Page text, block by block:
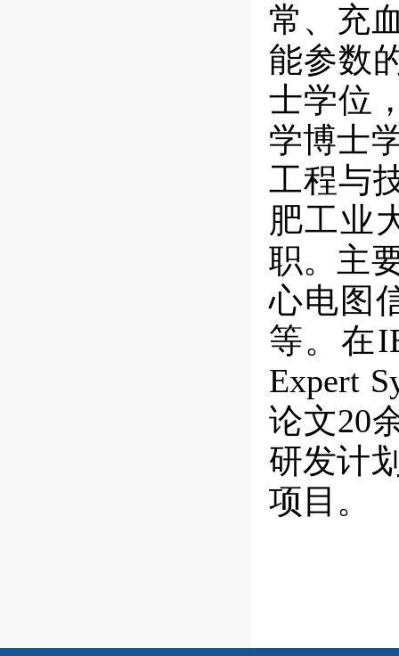
常、充
能参数
士学位
学博士
工程与
肥工业
职。主
心电图
等。在
Expert
论文20
研发计
项目。